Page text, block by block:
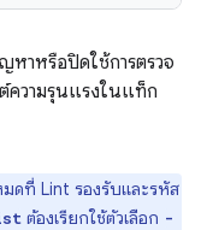
หาหรือปิดใช้การตรวจ
วามรุนแรงในแท็ก
ดที่ Lint รองรับและรหัส
ต้องเรียกใช้ตัวเลือก -